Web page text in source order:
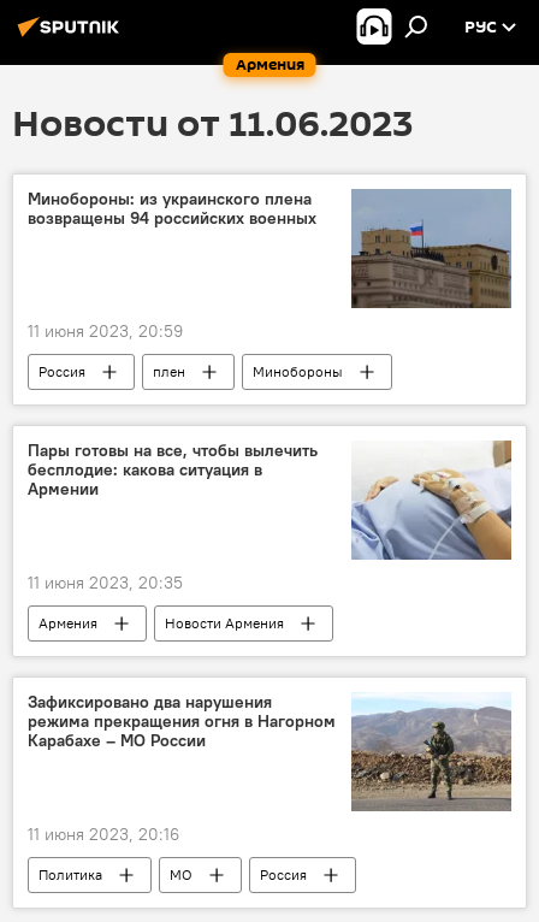
Армения
РУС
Новости от 11.06.2023
Минобороны: из украинского плена
возвращены 94 российских военных
11 июня 2023, 20:59
Россия плен
Минобороны
военный
Пары готовы на все, чтобы вылечить
бесплодие: какова ситуация в
Армении
11 июня 2023, 20:35
Армения
Новости Армения
Общество
пара бесплодие
Зафиксировано два нарушения
режима прекращения огня в Нагорном
Карабахе – МО России
11 июня 2023, 20:16
Политика МО
Россия
Нагорный Карабах
нарушение